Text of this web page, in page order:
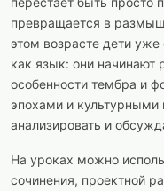
превращается в
этом возрасте дети
как язык: они
особенности тембра и
эпохами и культурными
анализировать и
На уроках можно
сочинения, проектной